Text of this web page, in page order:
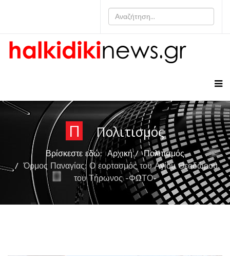
Π Πολιτισμός
Βρίσκεστε εδώ:Αρχική
Πολιτισμός
Όρμος Παναγίας: Ο εορτασμός του Αγίου Θεοδώρου
του Τήρωνος -ΦΩΤΟ-